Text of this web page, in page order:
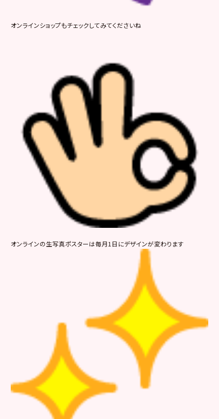
オンラインショップもチェックしてみてくださいね
オンラインの生写真ポスターは毎月1日にデザインが変わります